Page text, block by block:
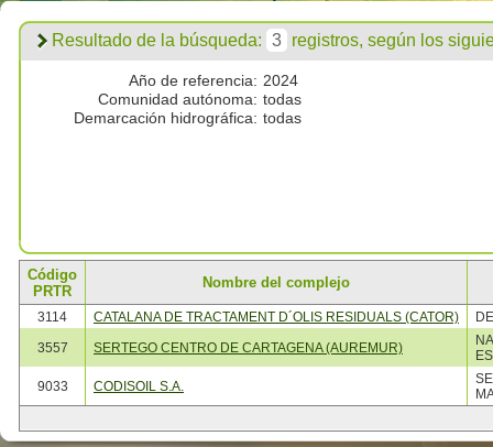
Resultado de la búsqueda: 3 registros, según los
Año de referencia: 2024
Comunidad autónoma: todas
Demarcación hidrográfica: todas
Código
PRTR
Nombre del complejo
3114 CATALANA DE TRACTAMENT D´OLIS RESIDUALS (CATOR)
3557
SERTEGO CENTRO DE CARTAGENA (AUREMUR)
9033
CODISOIL S.A.